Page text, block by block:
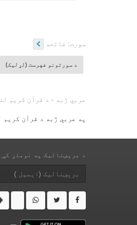
سورت: فاتحه
د سورتونو فهرست (لړلیک)
عربي ژبه - د قرآن کریم
په عربي ژبه د قرآن
د برېښنالیک په نوملړ کې